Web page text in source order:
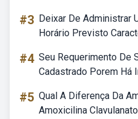
#3 Deixar De Administrar
Horário Previsto
#4 Seu Requerimento De
Cadastrado Porem Há
#5 Qual A Diferença Da
Amoxicilina Clavulanato